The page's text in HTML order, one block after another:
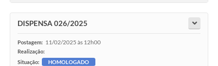
DISPENSA 026/2025
Postagem: 11/02/2025 às 12h00
Realização:
Situação:
HOMOLOGADO